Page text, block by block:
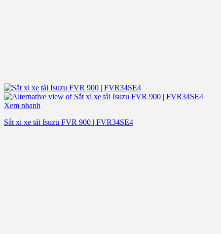
Xem nhanh
Sắt xi xe tải Isuzu FVR 900 | FVR34SE4